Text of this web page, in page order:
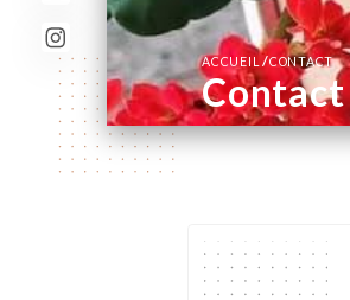
ACCUEIL/CONTACT
Contact